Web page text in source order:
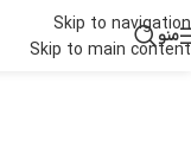
Skip to navigation
Skip to main content
منو